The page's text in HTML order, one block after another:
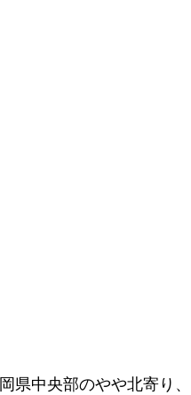
岡県中央部のやや北寄り